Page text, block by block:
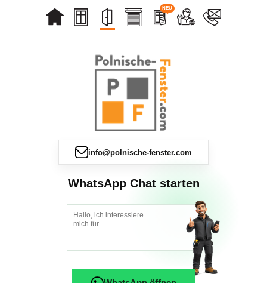
NEU
info@polnische-fenster.com
WhatsApp Chat starten